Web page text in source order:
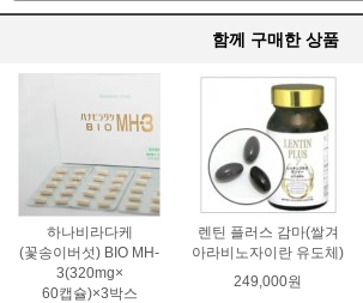
함께 구매한 상품
하나비라다케
(꽃송이버섯) BIO MH-
3(320mg×
60캡슐)×3박스
렌틴 플러스 감마(쌀겨
아라비노자이란 유도체)
249,000원